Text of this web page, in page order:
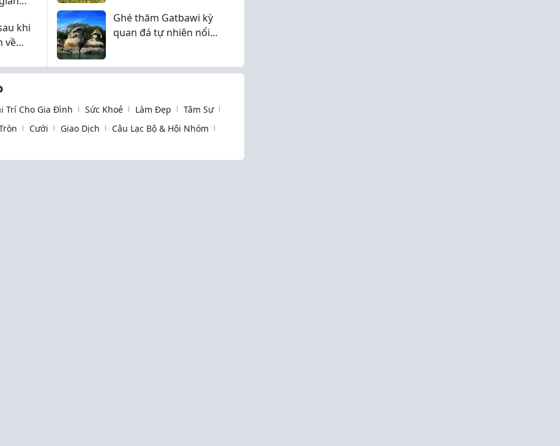
khi
về
Ghé thăm Gatbawi kỳ
quan đá tự nhiên nổi
Trí Cho Gia Đình Sức Khoẻ Làm Đẹp
Tâm Sự
Cưới Giao Dịch
Câu Lạc Bộ & Hội Nhóm